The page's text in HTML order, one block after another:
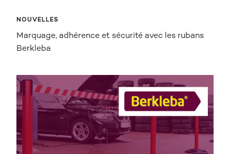
NOUVELLES
Marquage, adhérence et sécurité avec les rubans
Berkleba